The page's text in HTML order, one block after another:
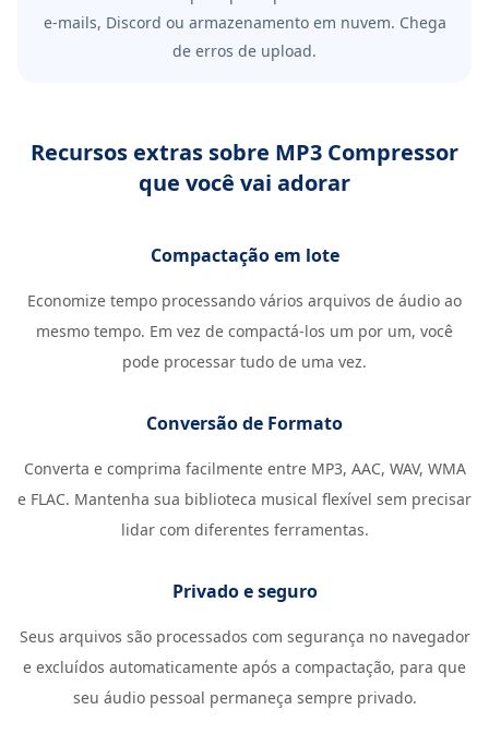
e-mails, Discord ou armazenamento em nuvem. Chega
de erros de upload.
Recursos extras sobre MP3 Compressor
que você vai adorar
Compactação em lote
Economize tempo processando vários arquivos de áudio ao
mesmo tempo. Em vez de compactá-los um por um, você
pode processar tudo de uma vez.
Conversão de Formato
Converta e comprima facilmente entre MP3, AAC, WAV, WMA
e FLAC. Mantenha sua biblioteca musical flexível sem precisar
lidar com diferentes ferramentas.
Privado e seguro
Seus arquivos são processados ​​com segurança no navegador
e excluídos automaticamente após a compactação, para que
seu áudio pessoal permaneça sempre privado.